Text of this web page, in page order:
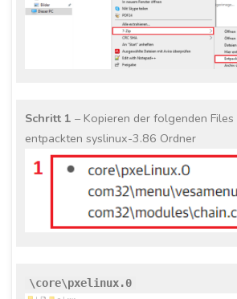
Schritt 1 – Kopieren der folgenden Files
entpackten syslinux-3.86 Ordner
\core\pxelinux.0